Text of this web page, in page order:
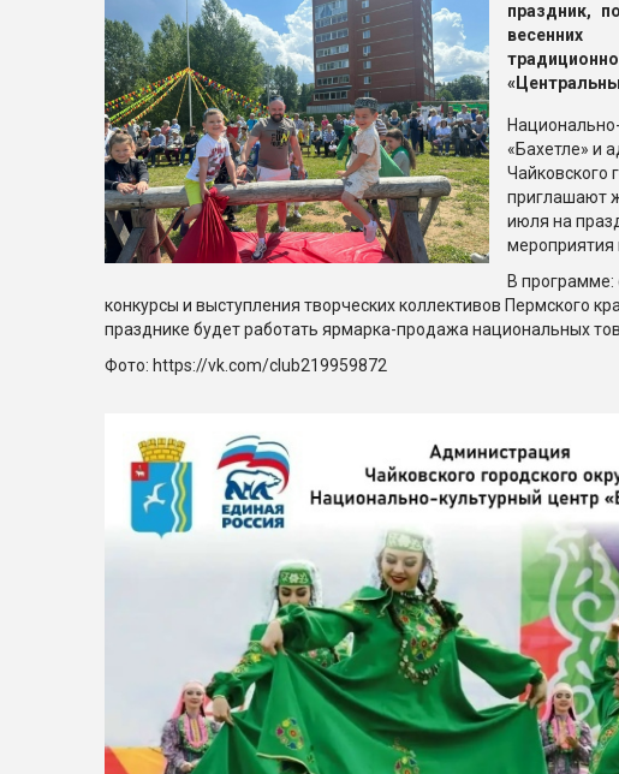
праздник,
«Бахетле» и
Чайковского
приглашают
июля на
мероприятия
В программе:
конкурсы и выступления творческих коллективов Пермского
празднике будет работать ярмарка-продажа национальных
Фото: https://vk.com/club219959872